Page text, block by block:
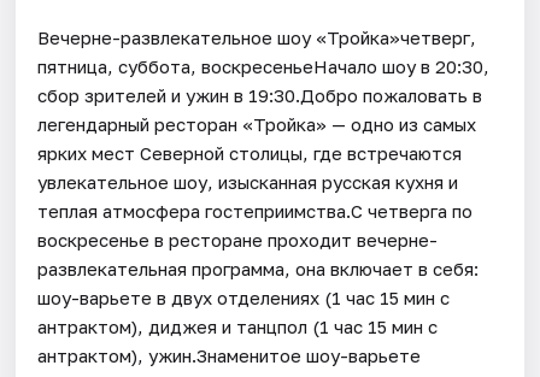
Вечерне-развлекательное шоу «Тройка»четверг,
пятница, суббота, воскресеньеНачало шоу в 20:30,
сбор зрителей и ужин в 19:30.Добро пожаловать в
легендарный ресторан «Тройка» — одно из самых
ярких мест Северной столицы, где встречаются
увлекательное шоу, изысканная русская кухня и
теплая атмосфера гостеприимства.С четверга по
воскресенье в ресторане проходит вечерне-
развлекательная программа, она включает в себя:
шоу-варьете в двух отделениях (1 час 15 мин с
антрактом), диджея и танцпол (1 час 15 мин с
антрактом), ужин.Знаменитое шоу-варьете